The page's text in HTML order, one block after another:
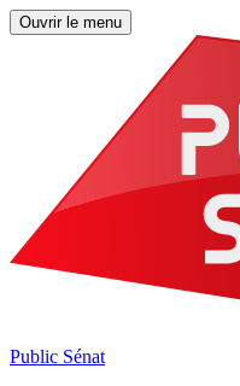
Ouvrir le menu
Public Sénat